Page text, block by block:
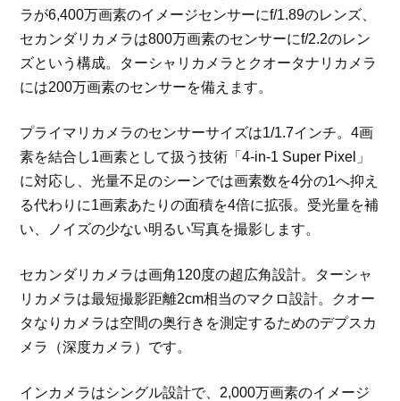
ラが6,400万画素のイメージセンサーにf/1.89のレンズ、
セカンダリカメラは800万画素のセンサーにf/2.2のレン
ズという構成。ターシャリカメラとクオータナリカメラ
には200万画素のセンサーを備えます。
プライマリカメラのセンサーサイズは1/1.7インチ。4画
素を結合し1画素として扱う技術「4-in-1 Super Pixel」
に対応し、光量不足のシーンでは画素数を4分の1へ抑え
る代わりに1画素あたりの面積を4倍に拡張。受光量を補
い、ノイズの少ない明るい写真を撮影します。
セカンダリカメラは画角120度の超広角設計。ターシャ
リカメラは最短撮影距離2cm相当のマクロ設計。クオー
タなりカメラは空間の奥行きを測定するためのデプスカ
メラ（深度カメラ）です。
インカメラはシングル設計で、2,000万画素のイメージ